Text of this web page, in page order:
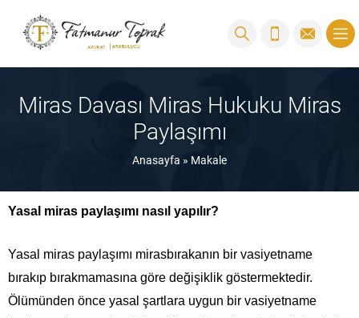
Miras Davası Miras Hukuku Miras
Paylaşımı
Anasayfa » Makale
Yasal miras paylaşımı nasıl yapılır?
Yasal miras paylaşımı mirasbırakanın bir vasiyetname
bırakıp bırakmamasına göre değişiklik göstermektedir.
Ölümünden önce yasal şartlara uygun bir vasiyetname